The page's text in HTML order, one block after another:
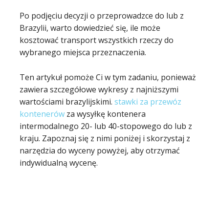
Po podjęciu decyzji o przeprowadzce do lub z
Brazylii, warto dowiedzieć się, ile może
kosztować transport wszystkich rzeczy do
wybranego miejsca przeznaczenia.
Ten artykuł pomoże Ci w tym zadaniu, ponieważ
zawiera szczegółowe wykresy z najniższymi
wartościami brazylijskimi. stawki za przewóz
kontenerów za wysyłkę kontenera
intermodalnego 20- lub 40-stopowego do lub z
kraju. Zapoznaj się z nimi poniżej i skorzystaj z
narzędzia do wyceny powyżej, aby otrzymać
indywidualną wycenę.